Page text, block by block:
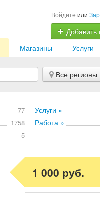
Войдите или
Услуги
Магазины
Все регионы
77 Услуги »
1758 Работа »
5
1 000 руб.